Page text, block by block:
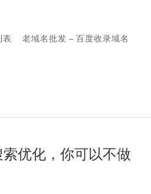
表 老域名批发 – 百度收录域名
优化，你可以不做